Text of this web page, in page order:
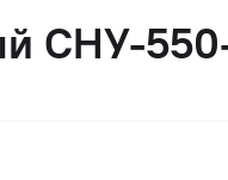
СНУ-